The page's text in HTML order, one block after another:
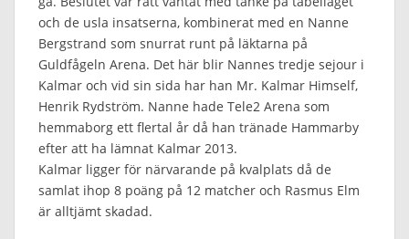
och de usla insatserna, kombinerat med en Nanne
Bergstrand som snurrat runt på läktarna på
Guldfågeln Arena. Det här blir Nannes tredje sejour i
Kalmar och vid sin sida har han Mr. Kalmar Himself,
Henrik Rydström. Nanne hade Tele2 Arena som
hemmaborg ett flertal år då han tränade Hammarby
efter att ha lämnat Kalmar 2013.
Kalmar ligger för närvarande på kvalplats då de
samlat ihop 8 poäng på 12 matcher och Rasmus Elm
är alltjämt skadad.